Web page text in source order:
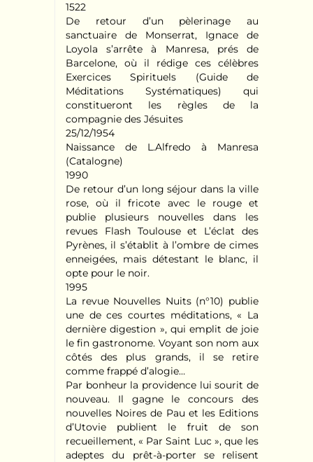
1522
De retour d’un pèlerinage au
sanctuaire de Monserrat, Ignace de
Loyola s’arrête à Manresa, prés de
Barcelone, où il rédige ces célèbres
Exercices Spirituels (Guide de
Méditations Systématiques) qui
constitueront les règles de la
compagnie des Jésuites
25/12/1954
Naissance de L.Alfredo à Manresa
(Catalogne)
1990
De retour d’un long séjour dans la ville
rose, où il fricote avec le rouge et
publie plusieurs nouvelles dans les
revues Flash Toulouse et L’éclat des
Pyrènes, il s’établit à l’ombre de cimes
enneigées, mais détestant le blanc, il
opte pour le noir.
1995
La revue Nouvelles Nuits (n°10) publie
une de ces courtes méditations, « La
dernière digestion », qui emplit de joie
le fin gastronome. Voyant son nom aux
côtés des plus grands, il se retire
comme frappé d’alogie…
Par bonheur la providence lui sourit de
nouveau. Il gagne le concours des
nouvelles Noires de Pau et les Editions
d’Utovie publient le fruit de son
recueillement, « Par Saint Luc », que les
adeptes du prêt-à-porter se relisent